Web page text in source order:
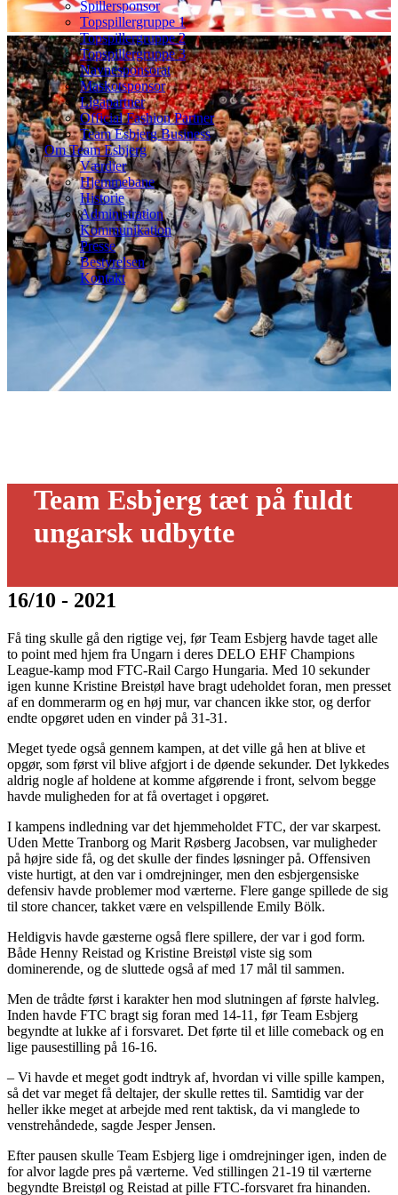
Spillersponsor
Topspillergruppe 1
Topspillergruppe 2
Topspillergruppe 3
Navnesponsorat
Maskotsponsor
Ligapartner
Official Fashion Partner
Team Esbjerg Business
Om Team Esbjerg
Værdier
Hjemmebane
Historie
Administration
Kommunikation
Presse
Bestyrelsen
Kontakt
Team Esbjerg tæt på fuldt
ungarsk udbytte
16/10 - 2021
Få ting skulle gå den rigtige vej, før Team Esbjerg havde taget alle
to point med hjem fra Ungarn i deres DELO EHF Champions
League-kamp mod FTC-Rail Cargo Hungaria. Med 10 sekunder
igen kunne Kristine Breistøl have bragt udeholdet foran, men presset
af en dommerarm og en høj mur, var chancen ikke stor, og derfor
endte opgøret uden en vinder på 31-31.
Meget tyede også gennem kampen, at det ville gå hen at blive et
opgør, som først vil blive afgjort i de døende sekunder. Det lykkedes
aldrig nogle af holdene at komme afgørende i front, selvom begge
havde muligheden for at få overtaget i opgøret.
I kampens indledning var det hjemmeholdet FTC, der var skarpest.
Uden Mette Tranborg og Marit Røsberg Jacobsen, var muligheder
på højre side få, og det skulle der findes løsninger på. Offensiven
viste hurtigt, at den var i omdrejninger, men den esbjergensiske
defensiv havde problemer mod værterne. Flere gange spillede de sig
til store chancer, takket være en velspillende Emily Bölk.
Heldigvis havde gæsterne også flere spillere, der var i god form.
Både Henny Reistad og Kristine Breistøl viste sig som
dominerende, og de sluttede også af med 17 mål til sammen.
Men de trådte først i karakter hen mod slutningen af første halvleg.
Inden havde FTC bragt sig foran med 14-11, før Team Esbjerg
begyndte at lukke af i forsvaret. Det førte til et lille comeback og en
lige pausestilling på 16-16.
– Vi havde et meget godt indtryk af, hvordan vi ville spille kampen,
så det var meget få deltajer, der skulle rettes til. Samtidig var der
heller ikke meget at arbejde med rent taktisk, da vi manglede to
venstrehåndede, sagde Jesper Jensen.
Efter pausen skulle Team Esbjerg lige i omdrejninger igen, inden de
for alvor lagde pres på værterne. Ved stillingen 21-19 til værterne
begyndte Breistøl og Reistad at pille FTC-forsvaret fra hinanden.